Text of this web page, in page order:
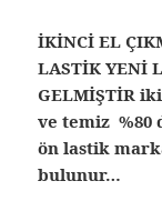
İKİNCİ EL
LASTİK YENİ
GELMİŞTİR
ve temiz %80
ön lastik
bulunur…